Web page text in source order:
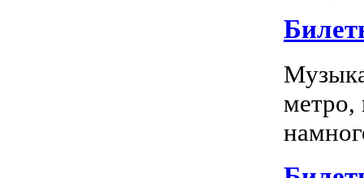
метро,